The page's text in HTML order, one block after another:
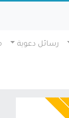
رسائل دعوية